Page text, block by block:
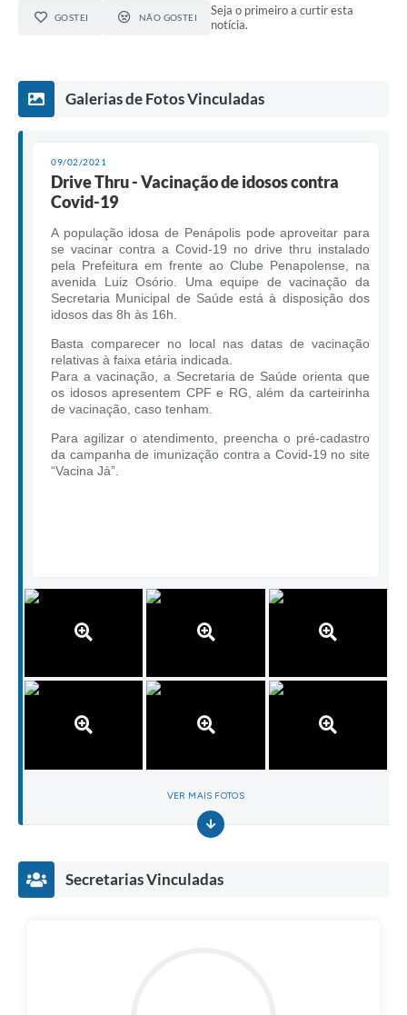
GOSTEI NÃO GOSTEI
Seja o primeiro a curtir esta
notícia.
Galerias de Fotos Vinculadas
09/02/2021
Drive Thru - Vacinação de idosos contra
Covid-19
A população idosa de Penápolis pode aproveitar para
se vacinar contra a Covid-19 no drive thru instalado
pela Prefeitura em frente ao Clube Penapolense, na
avenida Luiz Osório. Uma equipe de vacinação da
Secretaria Municipal de Saúde está à disposição dos
idosos das 8h às 16h.
Basta comparecer no local nas datas de vacinação
relativas à faixa etária indicada.
Para a vacinação, a Secretaria de Saúde orienta que
os idosos apresentem CPF e RG, além da carteirinha
de vacinação, caso tenham.
Para agilizar o atendimento, preencha o pré-cadastro
da campanha de imunização contra a Covid-19 no site
“Vacina Já”.
VER MAIS FOTOS
Secretarias Vinculadas